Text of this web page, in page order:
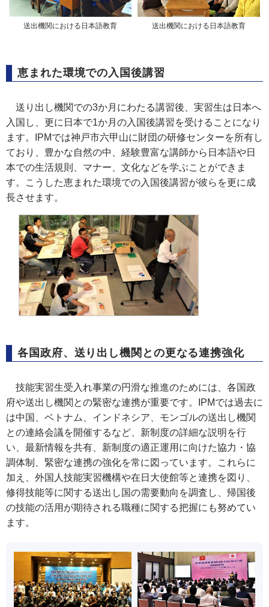
送出機関における日本語教育 送出機関における日本語教育
恵まれた環境での入国後講習
送り出し機関での3か月にわたる講習後、実習生は日本へ
入国し、更に日本で1か月の入国後講習を受けることになり
ます。IPMでは神戸市六甲山に財団の研修センターを所有し
ており、豊かな自然の中、経験豊富な講師から日本語や日
本での生活規則、マナー、文化などを学ぶことができま
す。こうした恵まれた環境での入国後講習が彼らを更に成
長させます。
各国政府、送り出し機関との更なる連携強化
技能実習生受入れ事業の円滑な推進のためには、各国政
府や送出し機関との緊密な連携が重要です。IPMでは過去に
は中国、ベトナム、インドネシア、モンゴルの送出し機関
との連絡会議を開催するなど、新制度の詳細な説明を行
い、最新情報を共有、新制度の適正運用に向けた協力・協
調体制、緊密な連携の強化を常に図っています。これらに
加え、外国人技能実習機構や在日大使館等と連携を図り、
修得技能等に関する送出し国の需要動向を調査し、帰国後
の技能の活用が期待される職種に関する把握にも努めてい
ます。